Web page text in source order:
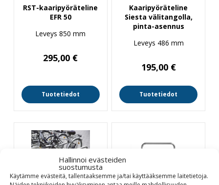
Hallinnoi evästeiden
suostumusta
Käytämme evästeitä, tallentaaksemme ja/tai käyttääksemme laitetietoja.
RST-kaaripyöräteline
EFR 50
Leveys 850 mm
295,00 €
Tuotetiedot
Kaaripyöräteline
Siesta välitangolla,
pinta-asennus
Leveys 486 mm
195,00 €
Tuotetiedot